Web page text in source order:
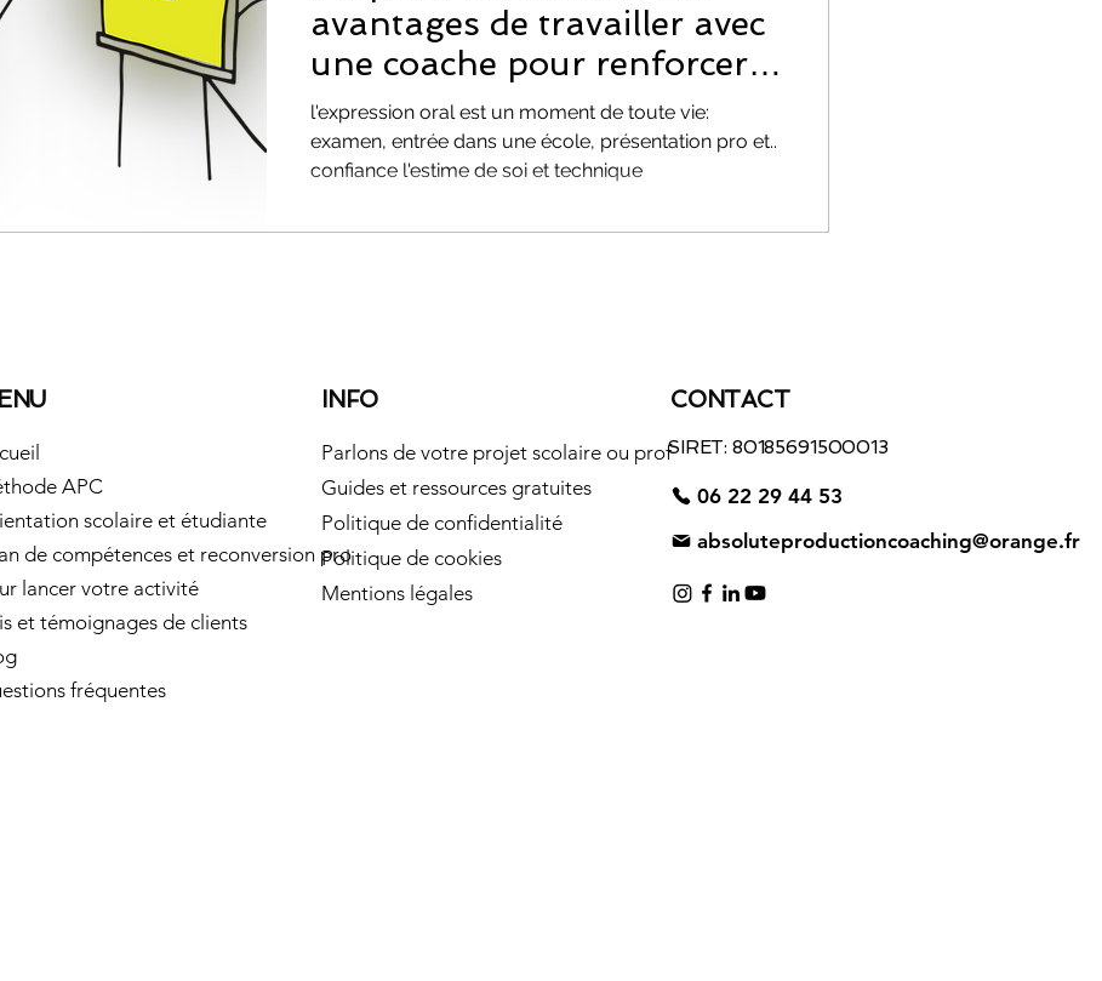
méthodes de révision parcoursup
Évolution & Reconversion Profession
avantages de travailler avec
une coache pour renforcer
sa confiance .
l'expression oral est un moment de toute vie:
examen, entrée dans une école, présentation pro et..
confiance l'estime de soi et technique
APC
scolaire et étudiante
de compétences et reconversion pro
lancer votre activité
et témoignages de clients
fréquentes
INFO
Parlons de votre projet scolaire ou prof
Guides et ressources gratuites
Politique de confidentialité
Politique de cookies
Mentions légales
CONTACT
SIRET: 80185691500013
06 22 29 44 53
absoluteproductioncoaching@orange.fr